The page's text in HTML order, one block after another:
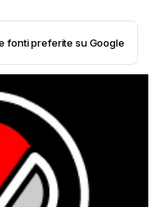
fonti preferite su Google